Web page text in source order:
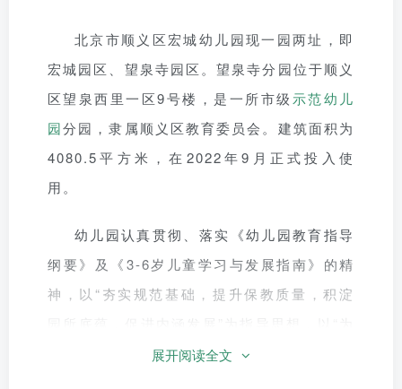
北京市顺义区宏城幼儿园现一园两址，即
宏城园区、望泉寺园区。望泉寺分园位于顺义
区望泉西里一区9号楼，是一所市级 示范幼儿
园分园，隶属顺义区教育委员会。建筑面积为
4080.5平方米，在2022年9月正式投入使
用。
幼 儿园认真贯彻、落实《幼儿园教育指导
纲要》及《3-6岁儿童学习与发展指南》的精
神，以“夯实规范基础，提升保教质量，积淀
幼儿幸福人生奠基”为办园理念，以“重尊重、
展开阅读全文